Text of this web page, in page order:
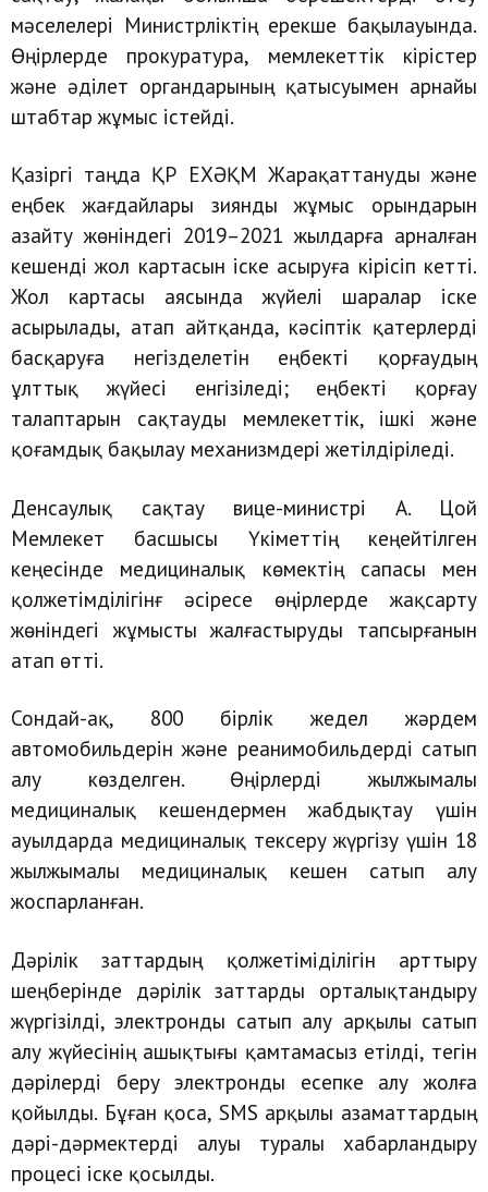
мәселелері Министрліктің ерекше бақылауында.
Өңірлерде прокуратура, мемлекеттік кірістер
және әділет органдарының қатысуымен арнайы
штабтар жұмыс істейді.
Қазіргі таңда ҚР ЕХӘҚМ Жарақаттануды және
еңбек жағдайлары зиянды жұмыс орындарын
азайту жөніндегі 2019–2021 жылдарға арналған
кешенді жол картасын іске асыруға кірісіп кетті.
Жол картасы аясында жүйелі шаралар іске
асырылады, атап айтқанда, кәсіптік қатерлерді
басқаруға негізделетін еңбекті қорғаудың
ұлттық жүйесі енгізіледі; еңбекті қорғау
талаптарын сақтауды мемлекеттік, ішкі және
қоғамдық бақылау механизмдері жетілдіріледі.
Денсаулық сақтау вице-министрі А. Цой
Мемлекет басшысы Үкіметтің кеңейтілген
кеңесінде медициналық көмектің сапасы мен
қолжетімділігінғ әсіресе өңірлерде жақсарту
жөніндегі жұмысты жалғастыруды тапсырғанын
атап өтті.
Сондай-ақ, 800 бірлік жедел жәрдем
автомобильдерін және реанимобильдерді сатып
алу көзделген. Өңірлерді жылжымалы
медициналық кешендермен жабдықтау үшін
ауылдарда медициналық тексеру жүргізу үшін 18
жылжымалы медициналық кешен сатып алу
жоспарланған.
Дәрілік заттардың қолжетіміділігін арттыру
шеңберінде дәрілік заттарды орталықтандыру
жүргізілді, электронды сатып алу арқылы сатып
алу жүйесінің ашықтығы қамтамасыз етілді, тегін
дәрілерді беру электронды есепке алу жолға
қойылды. Бұған қоса, SMS арқылы азаматтардың
дәрі-дәрмектерді алуы туралы хабарландыру
процесі іске қосылды.